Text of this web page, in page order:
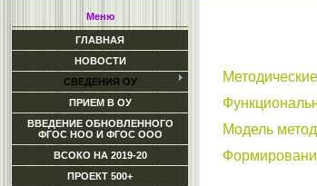
Меню
ГЛАВНАЯ
НОВОСТИ
СВЕДЕНИЯ ОУ
ПРИЕМ В ОУ
ВВЕДЕНИЕ ОБНОВЛЕННОГО
ФГОС НОО И ФГОС ООО
ВСОКО НА 2019-20
ПРОЕКТ 500+
Модель